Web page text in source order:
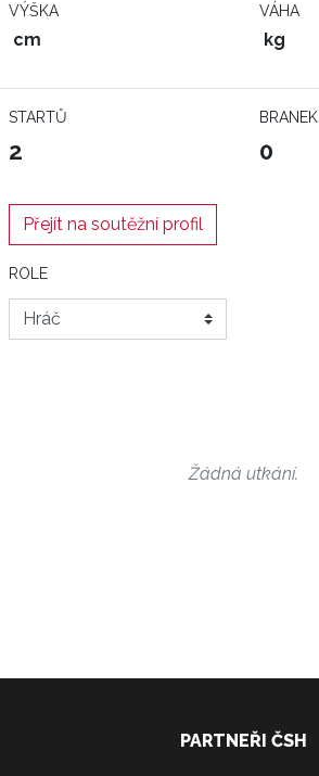
VÝŠKA
cm
VÁHA
kg
STARTŮ
2
BRANEK
0
Přejít na soutěžní profil
ROLE
Žádná utkání.
PARTNEŘI ČSH